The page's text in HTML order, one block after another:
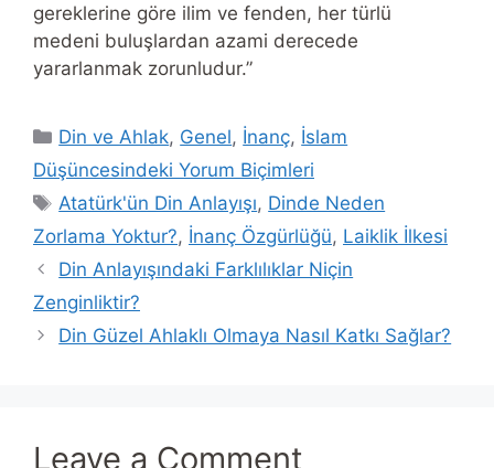
gereklerine göre ilim ve fenden, her türlü
medeni buluşlardan azami derecede
yararlanmak zorunludur.”
Categories
Din ve Ahlak, Genel, İnanç, İslam
Düşüncesindeki Yorum Biçimleri
Tags
Atatürk'ün Din Anlayışı, Dinde Neden
Zorlama Yoktur?, İnanç Özgürlüğü, Laiklik İlkesi
Din Anlayışındaki Farklılıklar Niçin
Zenginliktir?
Din Güzel Ahlaklı Olmaya Nasıl Katkı Sağlar?
Leave a Comment